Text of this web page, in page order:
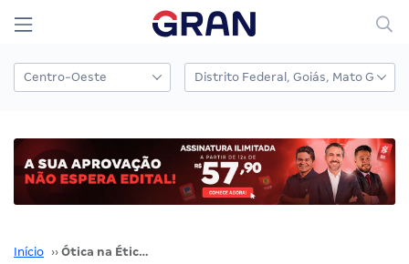
Início ›› Ótica na Ética #5: Advocacia pública, desagravo público, relações com o cliente, sigilo profissional e direitos dos advogados